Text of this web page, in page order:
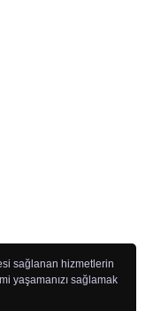
sağlanan hizmetlerin
yaşamanızı sağlamak